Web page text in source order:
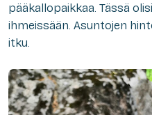
pääkallopaikkaa. Tässä
ihmeissään. Asuntojen
itku.